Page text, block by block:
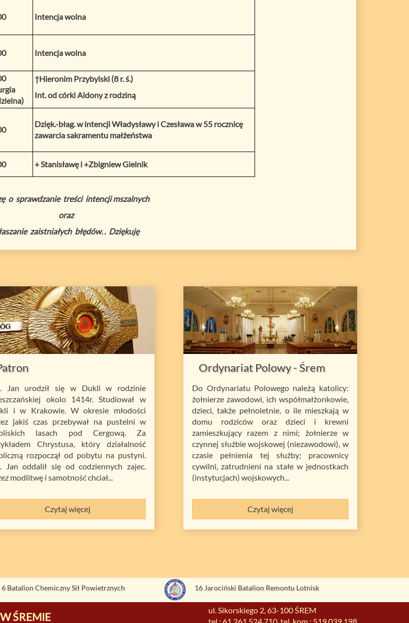
Intencja wolna
Intencja wolna
†Hieronim Przybylski (8 r. ś.)
Int. od córki Aldony z rodziną
Dzięk.-błag. w intencji Władysławy i Czesława w 55 rocznicę
zawarcia sakramentu małżeństwa
+ Stanisławę i +Zbigniew Gielnik
o sprawdzanie treści intencji mszalnych
oraz
zaistniałych błędów. . Dziękuję
Jan urodził się w Dukli w rodzinie
okolo 1414r. Studiował w
i w Krakowie. W okresie młodości
jakiś czas przebywał na pustelni w
lasach pod Cergową. Za
Chrystusa, który działalność
rozpoczął od pobytu na pustyni.
Jan oddalił się od codziennych zajec.
modlitwę i samotność chciał...
Czytaj więcej
Ordynariat Polowy - Śrem
Do Ordynariatu Polowego należą katolicy:
żołnierze zawodowi, ich współmałżonkowie,
dzieci, także pełnoletnie, o ile mieszkają w
domu rodziców oraz dzieci i krewni
zamieszkujący razem z nimi; żołnierze w
czynnej służbie wojskowej (niezawodowi), w
czasie pełnienia tej służby; pracownicy
cywilni, zatrudnieni na stałe w jednostkach
(instytucjach) wojskowych...
Czytaj więcej
6 Batalion Chemiczny Sił Powietrznych 16 Jarociński Batalion Remontu Lotnisk
ŚREMIE
ul. Sikorskiego 2, 63-100 ŚREM
tel.: 61 261 524 710, tel. kom.: 519 039 198